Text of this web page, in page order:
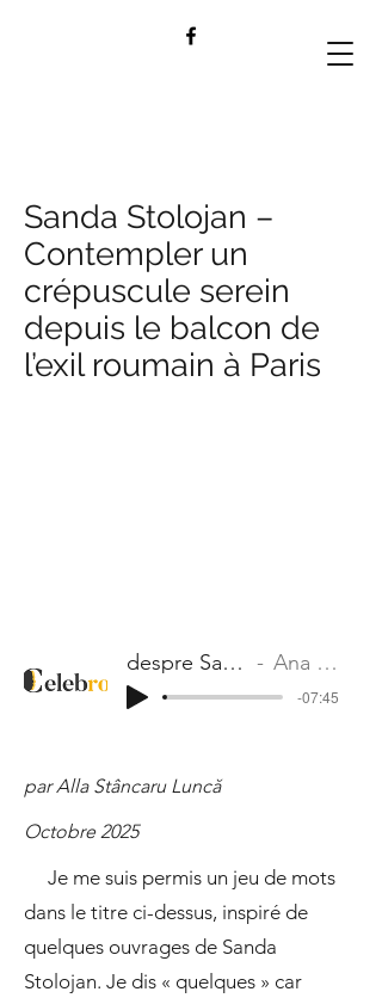
Sanda Stolojan –
Contempler un
crépuscule serein
depuis le balcon de
l’exil roumain à Paris
despre Sanda Stolojan Ana Blandiana
-07:45
par Alla Stâncaru Luncă
Octobre 2025
Je me suis permis un jeu de mots
dans le titre ci-dessus, inspiré de
quelques ouvrages de Sanda
Stolojan. Je dis « quelques » car